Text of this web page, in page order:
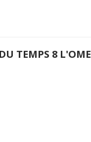
TEMPS 8